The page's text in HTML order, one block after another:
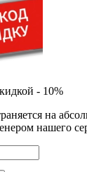
машин
банных
лебедок
ловушек
пилок
плит
- 10%
на
нашего